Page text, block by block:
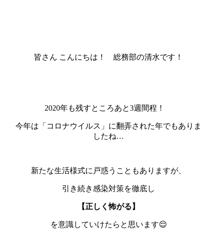
皆さん こんにちは！ 総務部の清水です！
2020年も残すところあと3週間程！
今年は「コロナウイルス」に翻弄された年でもありま
したね…
新たな生活様式に戸惑うこともありますが、
引き続き感染対策を徹底し
【正しく怖がる】
を意識していけたらと思います😌